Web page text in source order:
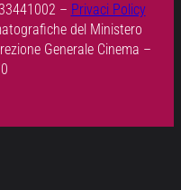
– Privaci Policy
del Ministero
Generale Cinema –